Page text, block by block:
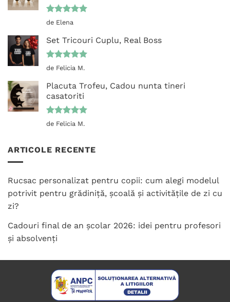
Evaluat la
de Elena
Set Tricouri Cuplu, Real Boss
Evaluat la
de Felicia M.
Placuta Trofeu, Cadou nunta tineri
casatoriti
Evaluat la
de Felicia M.
ARTICOLE RECENTE
Rucsac personalizat pentru copii: cum alegi modelul
potrivit pentru grădiniță, școală și activitățile de zi cu
zi?
Cadouri final de an școlar 2026: idei pentru profesori
și absolvenți